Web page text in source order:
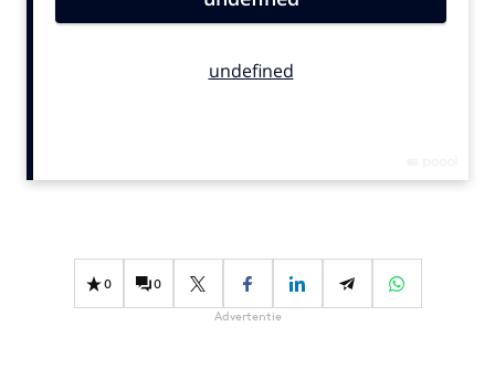
Campagnes
Data & Insights
Digital transformation
0 0
Advertentie